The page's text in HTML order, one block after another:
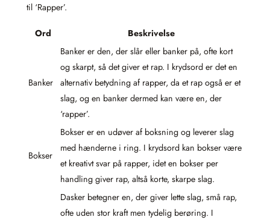
til ‘Rapper’.
Ord Beskrivelse
Banker
Banker er den, der slår eller banker på, ofte kort
og skarpt, så det giver et rap. I krydsord er det en
alternativ betydning af rapper, da et rap også er et
slag, og en banker dermed kan være en, der
‘rapper’.
Bokser
Bokser er en udøver af boksning og leverer slag
med hænderne i ring. I krydsord kan bokser være
et kreativt svar på rapper, idet en bokser per
handling giver rap, altså korte, skarpe slag.
Dasker betegner en, der giver lette slag, små rap,
ofte uden stor kraft men tydelig berøring. I